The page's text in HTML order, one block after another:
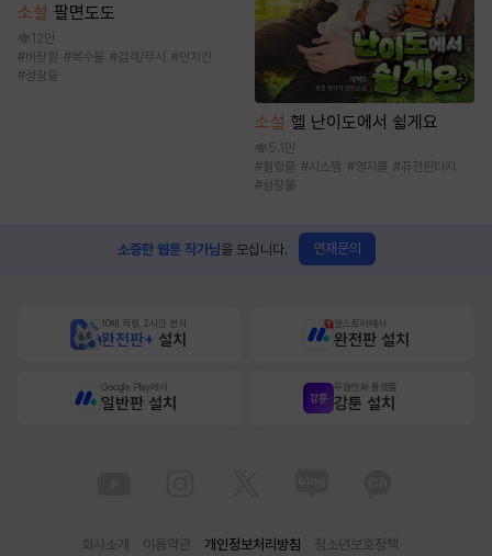
소설 팔면도도
12만
#비장함 #복수물 #검객/무사 #먼치킨
#성장물
소설 헬 난이도에서 쉴게요
5.1만
#힐링물 #시스템 #영지물 #퓨전판타지
#성장물
소중한 웹툰 작가님을 모십니다. 연재문의
10배 적립, 2시간 먼저
완전판+ 설치
원스토어에서
완전판 설치
Google Play에서
일반판 설치
무협만화 플랫폼
강툰 설치
회사소개 이용약관 개인정보처리방침 청소년보호정책